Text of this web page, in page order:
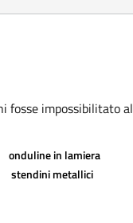
fosse impossibilitato al
onduline in lamiera
stendini metallici